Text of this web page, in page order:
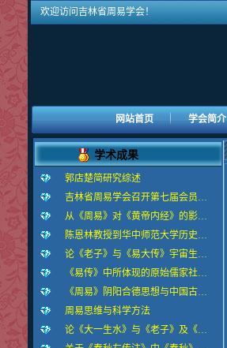
欢迎访问吉林省周易学会！
网站首页 学会简介
学术成果
郭店楚简研究综述
吉林省周易学会召开第七届会员…
从《周易》对《黄帝内经》的影…
陈恩林教授到华中师范大学历史…
论《老子》与《易大传》宇宙生…
《易传》中所体现的原始儒家社…
《周易》阴阳合德思想与中国古…
周易思维与科学方法
论《大一生水》与《老子》及《…